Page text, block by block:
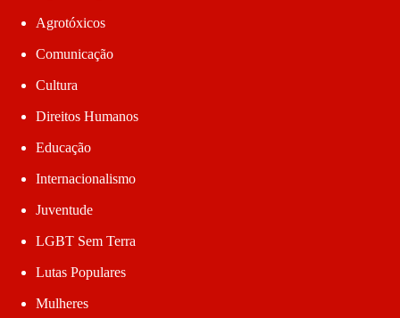
Agrotóxicos
Comunicação
Cultura
Direitos Humanos
Educação
Internacionalismo
Juventude
LGBT Sem Terra
Lutas Populares
Mulheres